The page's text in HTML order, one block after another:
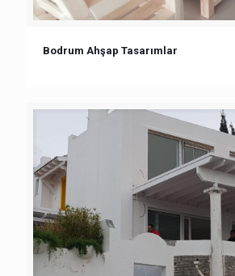
Bodrum Ahşap Tasarımlar